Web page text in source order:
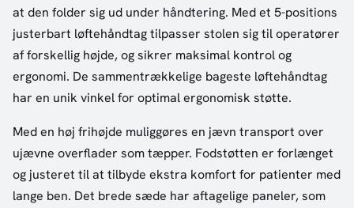
at den folder sig ud under håndtering. Med et 5-positions
justerbart løftehåndtag tilpasser stolen sig til operatører
af forskellig højde, og sikrer maksimal kontrol og
ergonomi. De sammentrækkelige bageste løftehåndtag
har en unik vinkel for optimal ergonomisk støtte.
Med en høj frihøjde muliggøres en jævn transport over
ujævne overflader som tæpper. Fodstøtten er forlænget
og justeret til at tilbyde ekstra komfort for patienter med
lange ben. Det brede sæde har aftagelige paneler, som